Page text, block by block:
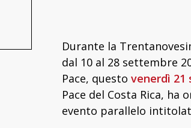
Durante la
dal 10 al 28 settembre
Pace, questo venerdì 21
Pace del Costa Rica, ha
evento parallelo